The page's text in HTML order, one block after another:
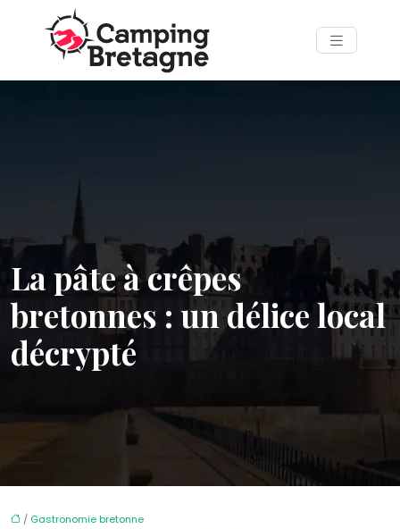
La pâte à crêpes
bretonnes : un délice local
décrypté
/ Gastronomie bretonne